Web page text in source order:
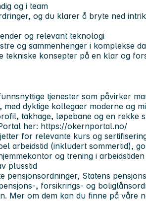
og i team
og du klarer å bryte ned
og relevant teknologi
og sammenhenger i komplekse
tekniske konsepter på en klar og
tjenester som påvirker
dyktige kollegaer moderne og
takhage, løpebane og en rekke
her: https://okernportal.no/
for relevante kurs og
arbeidstid (inkludert sommertid),
og trening i arbeidstiden
plusstid
pensjonsordninger, Statens
, forsikrings- og
Mer om dem kan du finne på våre